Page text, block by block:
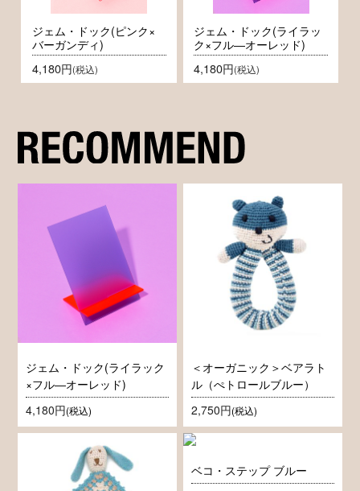
ジェム・ドック(ピンク×
バーガンディ)
4,180円(税込)
ジェム・ドック(ライラッ
ク×フル―オーレッド)
4,180円(税込)
ジェム・ドック(ライラック
×フル―オーレッド)
4,180円(税込)
＜オーガニック＞ベアラト
ル（ぺトロールブルー）
2,750円(税込)
ベコ・ステップ ブルー